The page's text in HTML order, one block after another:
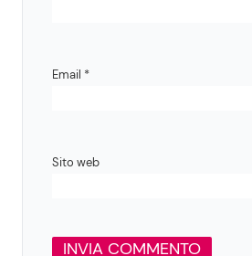
Email *
Sito web